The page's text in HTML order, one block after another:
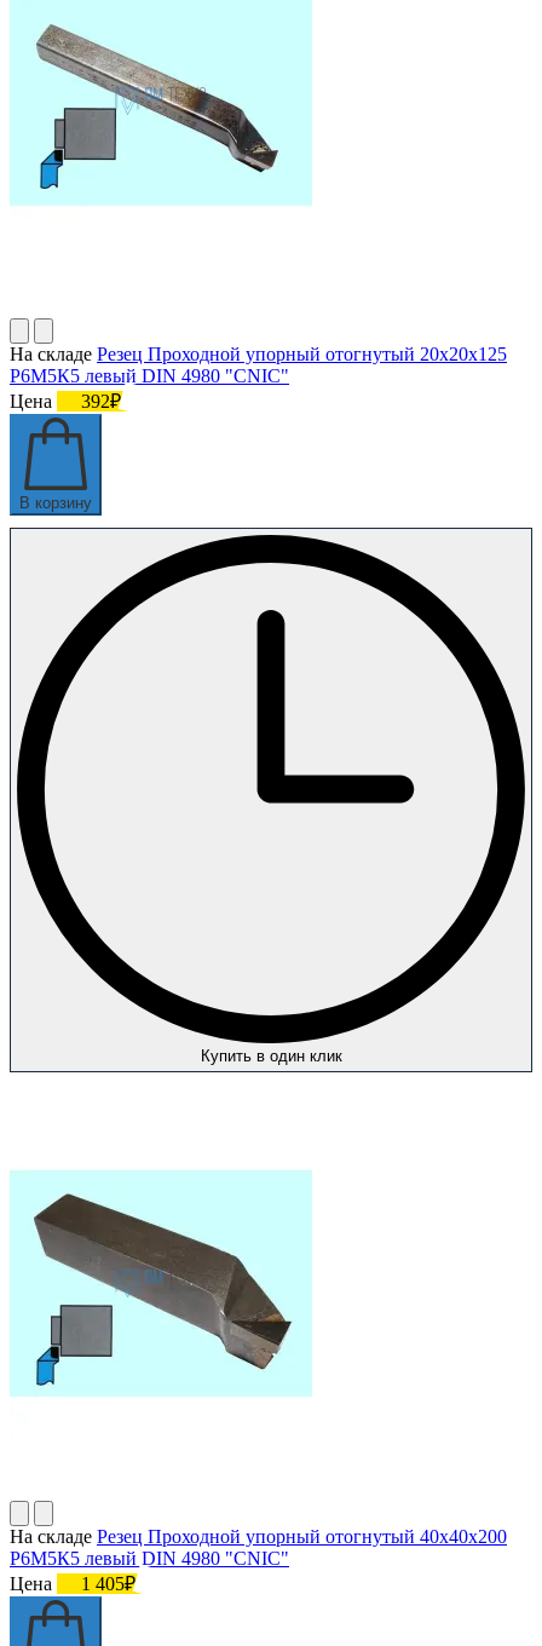
На складе Резец Проходной упорный отогнутый 20х20х125
Р6М5К5 левый DIN 4980 "CNIC"
Цена
392₽
В корзину
Купить в один клик
На складе Резец Проходной упорный отогнутый 40х40х200
Р6М5К5 левый DIN 4980 "CNIC"
Цена
1 405₽